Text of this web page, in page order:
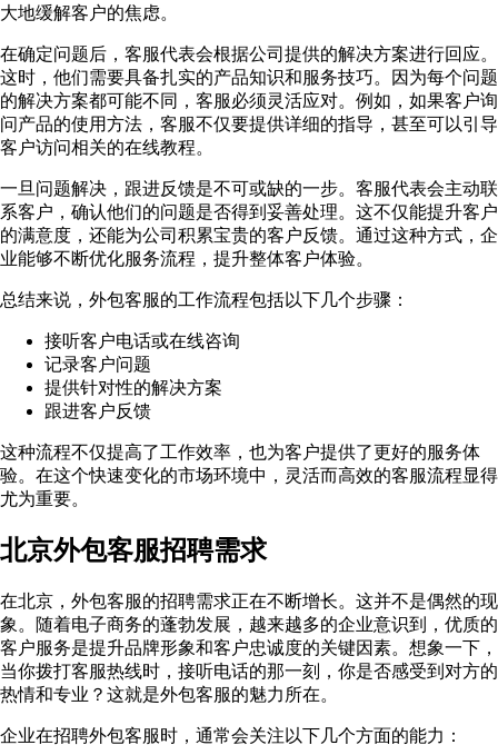
大地缓解客户的焦虑。
在确定问题后，客服代表会根据公司提供的解决方案进行回应。
这时，他们需要具备扎实的产品知识和服务技巧。因为每个问题
的解决方案都可能不同，客服必须灵活应对。例如，如果客户询
问产品的使用方法，客服不仅要提供详细的指导，甚至可以引导
客户访问相关的在线教程。
一旦问题解决，跟进反馈是不可或缺的一步。客服代表会主动联
系客户，确认他们的问题是否得到妥善处理。这不仅能提升客户
的满意度，还能为公司积累宝贵的客户反馈。通过这种方式，企
业能够不断优化服务流程，提升整体客户体验。
总结来说，外包客服的工作流程包括以下几个步骤：
接听客户电话或在线咨询
记录客户问题
提供针对性的解决方案
跟进客户反馈
这种流程不仅提高了工作效率，也为客户提供了更好的服务体
验。在这个快速变化的市场环境中，灵活而高效的客服流程显得
尤为重要。
北京外包客服招聘需求
在北京，外包客服的招聘需求正在不断增长。这并不是偶然的现
象。随着电子商务的蓬勃发展，越来越多的企业意识到，优质的
客户服务是提升品牌形象和客户忠诚度的关键因素。想象一下，
当你拨打客服热线时，接听电话的那一刻，你是否感受到对方的
热情和专业？这就是外包客服的魅力所在。
企业在招聘外包客服时，通常会关注以下几个方面的能力：